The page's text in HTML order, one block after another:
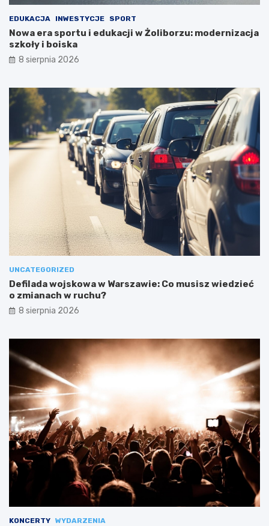
EDUKACJA INWESTYCJE SPORT
Nowa era sportu i edukacji w Żoliborzu: modernizacja
szkoły i boiska
8 sierpnia 2026
UNCATEGORIZED
Defilada wojskowa w Warszawie: Co musisz wiedzieć
o zmianach w ruchu?
8 sierpnia 2026
KONCERTY WYDARZENIA